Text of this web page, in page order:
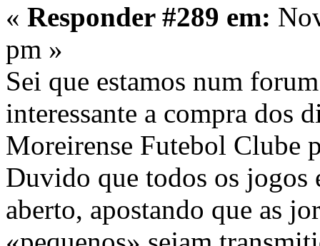
« Responder #289 em:
pm »
Sei que estamos num
interessante a compra dos
Moreirense Futebol Clube
Duvido que todos os jogos
aberto, apostando que as